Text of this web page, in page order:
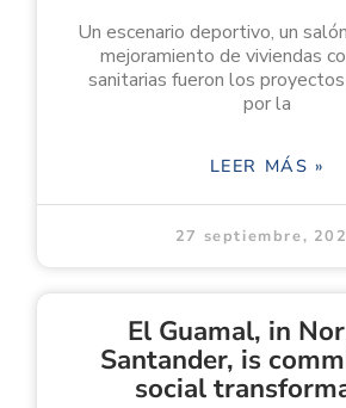
Un escenario deportivo, un
mejoramiento de viviendas
sanitarias fueron los
por la
LEER MÁS »
27 septiembre,
El Guamal, in
Santander, is
social